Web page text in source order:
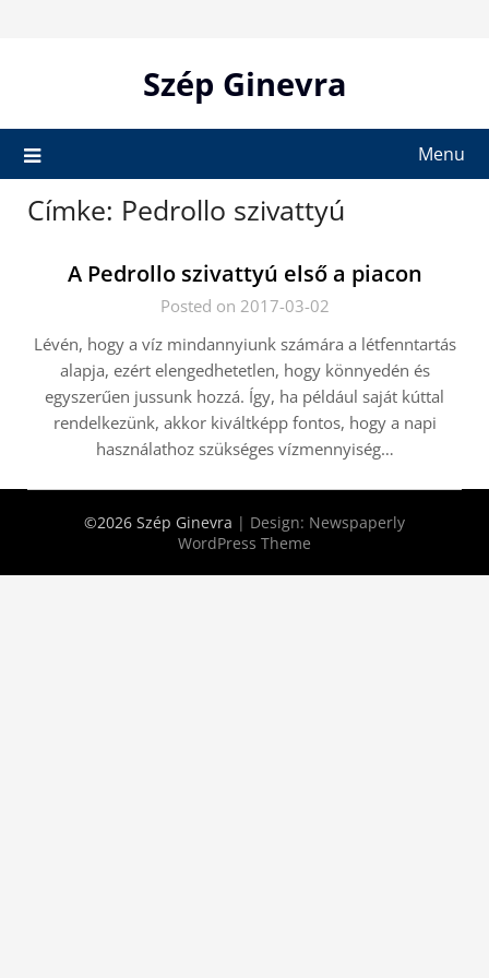
Szép Ginevra
Menu
Címke: Pedrollo szivattyú
A Pedrollo szivattyú első a piacon
Posted on 2017-03-02
Lévén, hogy a víz mindannyiunk számára a létfenntartás
alapja, ezért elengedhetetlen, hogy könnyedén és
egyszerűen jussunk hozzá. Így, ha például saját kúttal
rendelkezünk, akkor kiváltképp fontos, hogy a napi
használathoz szükséges vízmennyiség…
©2026 Szép Ginevra | Design: Newspaperly
WordPress Theme